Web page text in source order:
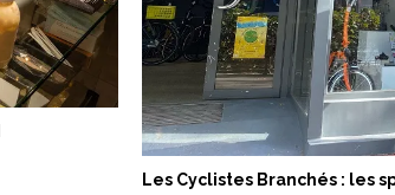
Les Cyclistes Branchés : les